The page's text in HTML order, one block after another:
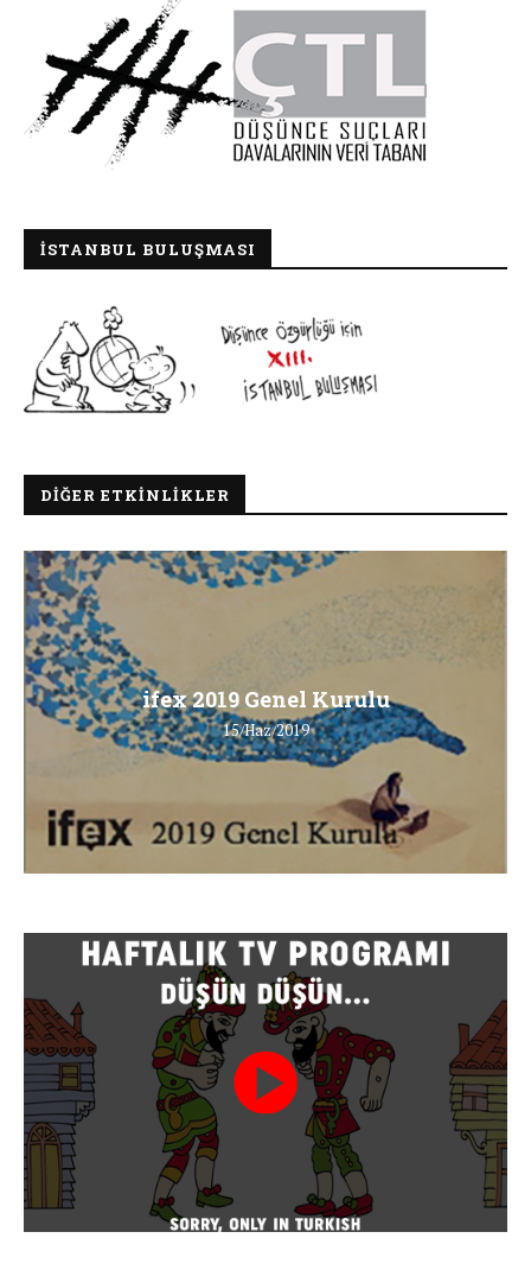
İSTANBUL BULUŞMASI
DIĞER ETKINLIKLER
ifex 2019 Genel Kurulu
15/Haz/2019